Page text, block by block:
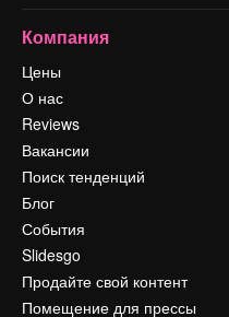
Компания
Цены
О нас
Reviews
Вакансии
Поиск тенденций
Блог
События
Slidesgo
Продайте свой контент
Помещение для прессы